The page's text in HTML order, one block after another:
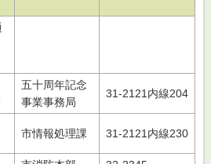
五十周年記念
事業事務局
31-2121内線204
市情報処理課 31-2121内線230